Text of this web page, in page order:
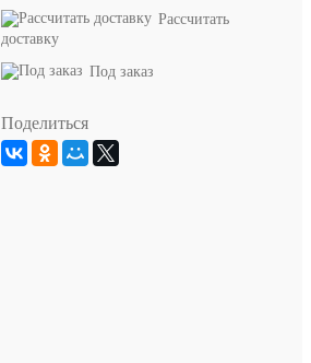
Рассчитать
доставку
Под заказ
Поделиться